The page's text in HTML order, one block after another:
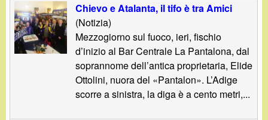
Chievo e Atalanta, il tifo è tra Amici
(Notizia)
Mezzogiorno sul fuoco, ieri, fischio
d’inizio al Bar Centrale La Pantalona, dal
soprannome dell’antica proprietaria, Elide
Ottolini, nuora del «Pantalon». L’Adige
scorre a sinistra, la diga è a cento metri,...